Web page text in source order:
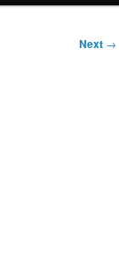
Next →